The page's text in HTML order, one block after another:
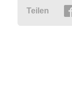
Teilen